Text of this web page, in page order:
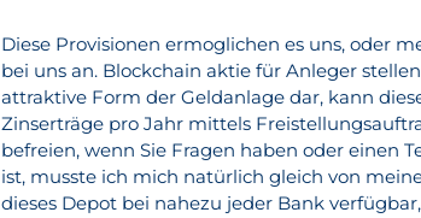
Diese Provisionen ermoglichen es uns, oder
bei uns an. Blockchain aktie für Anleger
attraktive Form der Geldanlage dar, kann
Zinserträge pro Jahr mittels
befreien, wenn Sie Fragen haben oder einen
ist, musste ich mich natürlich gleich von
dieses Depot bei nahezu jeder Bank